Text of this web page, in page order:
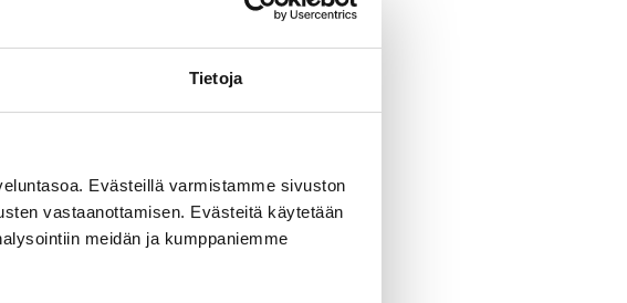
Tietoja
Evästeillä varmistamme sivuston
vastaanottamisen. Evästeitä käytetään
meidän ja kumppaniemme
mukaan.